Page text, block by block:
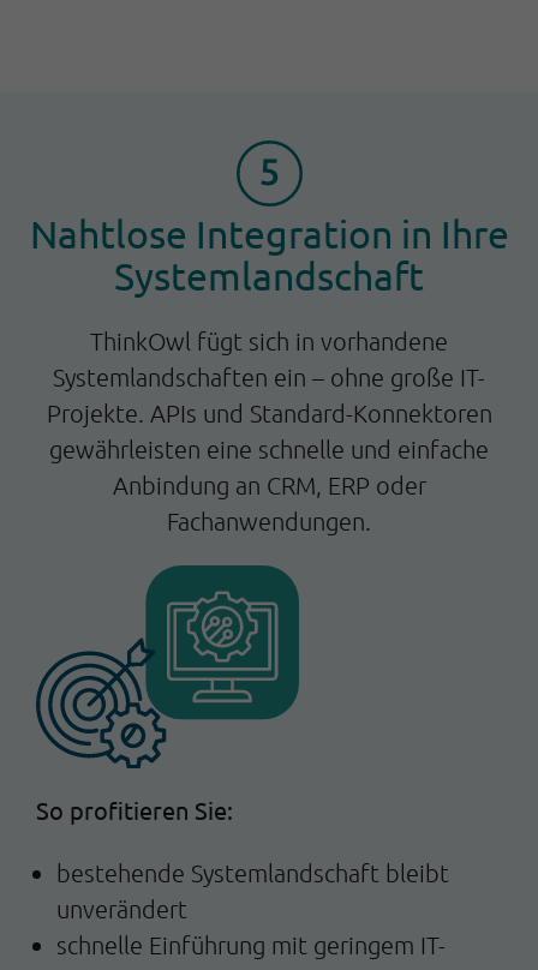
Nahtlose Integration in Ihre
Systemlandschaft
ThinkOwl fügt sich in vorhandene
Systemlandschaften ein – ohne große IT-
Projekte. APIs und Standard-Konnektoren
gewährleisten eine schnelle und einfache
Anbindung an CRM, ERP oder
Fachanwendungen.
So profitieren Sie:
bestehende Systemlandschaft bleibt
unverändert
schnelle Einführung mit geringem IT-